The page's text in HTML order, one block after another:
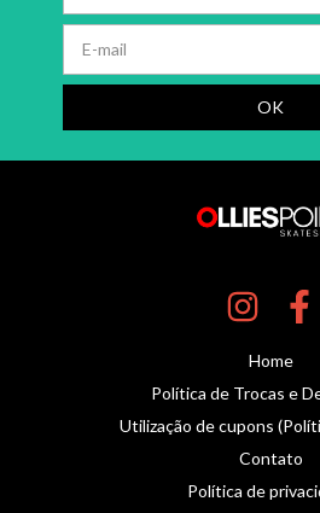
Home
Política de Trocas e
Utilização de cupons
Contato
Política de